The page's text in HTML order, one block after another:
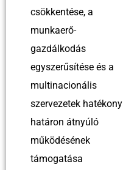
csökkentése, a
munkaerő-
gazdálkodás
egyszerűsítése és a
multinacionális
szervezetek hatékony
határon átnyúló
működésének
támogatása